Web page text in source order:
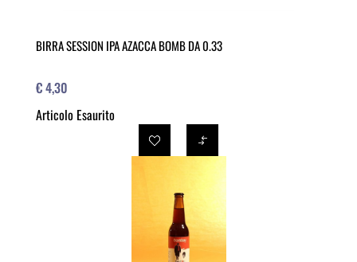
BIRRA SESSION IPA AZACCA BOMB DA 0.33
€ 4,30
Articolo Esaurito